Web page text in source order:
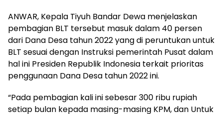
ANWAR, Kepala Tiyuh Bandar Dewa menjelaskan
pembagian BLT tersebut masuk dalam 40 persen
dari Dana Desa tahun 2022 yang di peruntukan untuk
BLT sesuai dengan Instruksi pemerintah Pusat dalam
hal ini Presiden Republik Indonesia terkait prioritas
penggunaan Dana Desa tahun 2022 ini.
“Pada pembagian kali ini sebesar 300 ribu rupiah
setiap bulan kepada masing-masing KPM, dan Untuk